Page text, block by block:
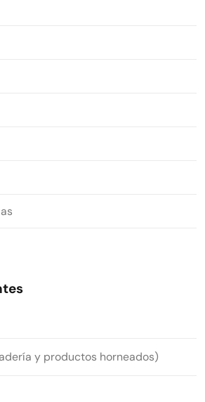
y productos horneados)